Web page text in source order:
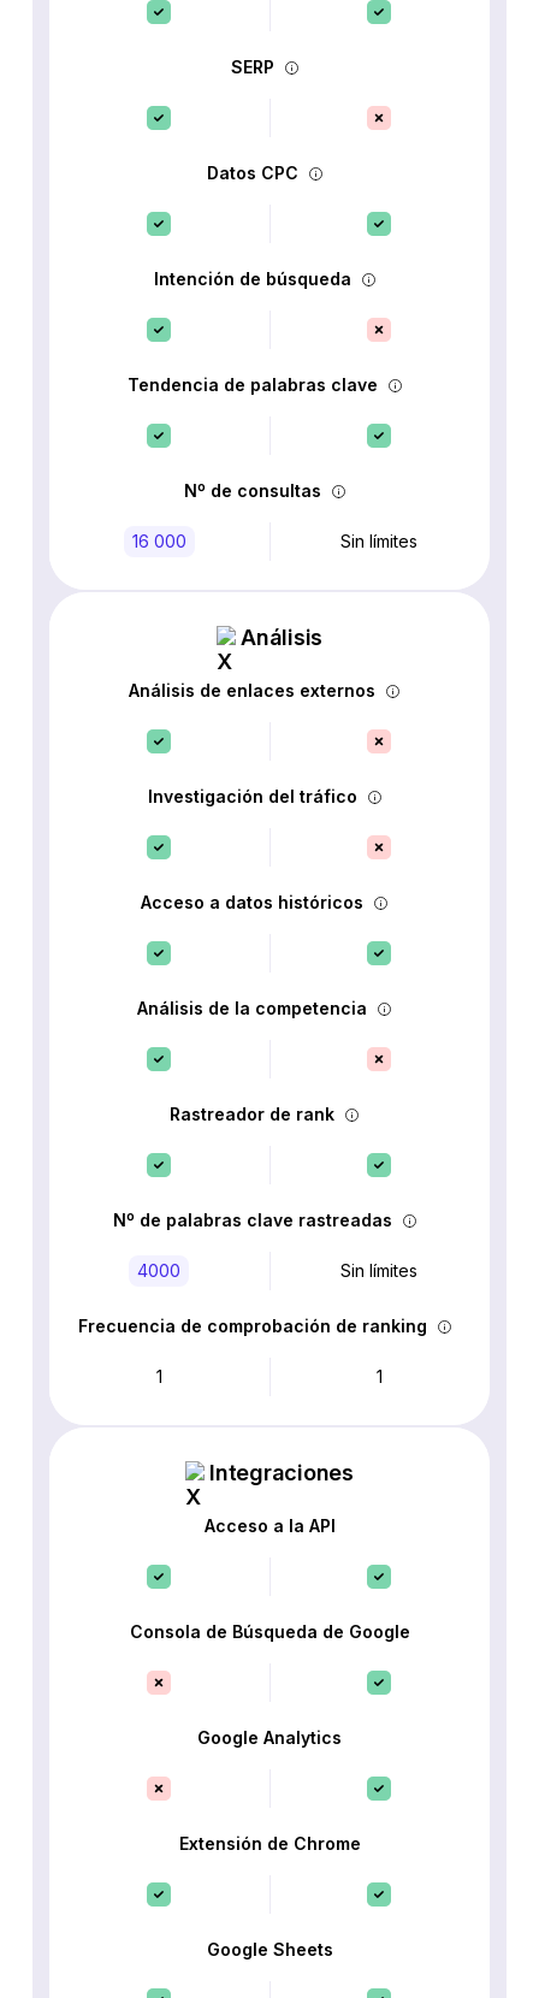
SERP
Datos CPC
Intención de búsqueda
Tendencia de palabras clave
Nº de consultas
16 000 Sin límites
Análisis
Análisis de enlaces externos
Investigación del tráfico
Acceso a datos históricos
Análisis de la competencia
Rastreador de rank
Nº de palabras clave rastreadas
4000 Sin límites
Frecuencia de comprobación de ranking
1 1
Integraciones
Acceso a la API
Consola de Búsqueda de Google
Google Analytics
Extensión de Chrome
Google Sheets